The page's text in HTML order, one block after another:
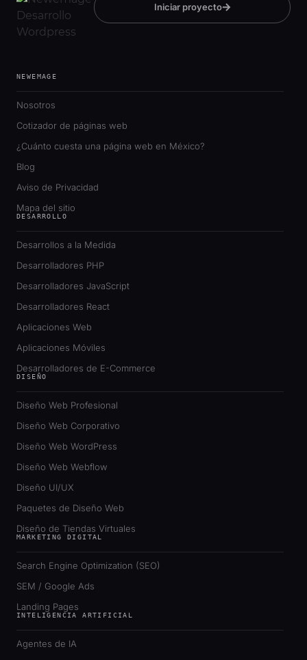
Iniciar proyecto
NEWEMAGE
Nosotros
Cotizador de páginas web
¿Cuánto cuesta una página web en México?
Blog
Aviso de Privacidad
Mapa del sitio
DESARROLLO
Desarrollos a la Medida
Desarrolladores PHP
Desarrolladores JavaScript
Desarrolladores React
Aplicaciones Web
Aplicaciones Móviles
Desarrolladores de E-Commerce
DISEÑO
Diseño Web Profesional
Diseño Web Corporativo
Diseño Web WordPress
Diseño Web Webflow
Diseño UI/UX
Paquetes de Diseño Web
Diseño de Tiendas Virtuales
MARKETING DIGITAL
Search Engine Optimization (SEO)
SEM / Google Ads
Landing Pages
INTELIGENCIA ARTIFICIAL
Agentes de IA